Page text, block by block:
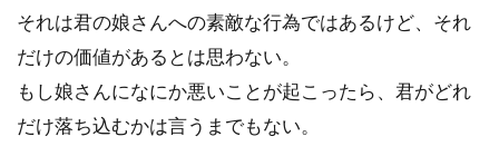
それは君の娘さんへの素敵な行為ではあるけど、それ
だけの価値があるとは思わない。
もし娘さんになにか悪いことが起こったら、君がどれ
だけ落ち込むかは言うまでもない。